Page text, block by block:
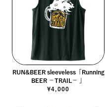
RUN&BEER sleeveless「Running
BEER －TRAIL－ 」
¥4,000